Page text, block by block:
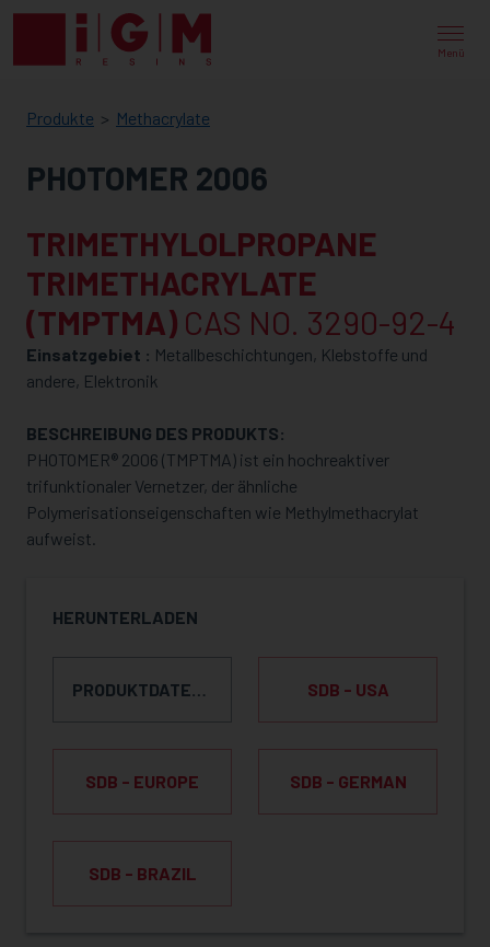
Menü
IGM
RESINS
Produkte Methacrylate
PHOTOMER 2006
TRIMETHYLOLPROPANE
TRIMETHACRYLATE
(TMPTMA) CAS NO. 3290-92-4
Einsatzgebiet : Metallbeschichtungen, Klebstoffe und
andere, Elektronik
BESCHREIBUNG DES PRODUKTS:
PHOTOMER® 2006 (TMPTMA) ist ein hochreaktiver
trifunktionaler Vernetzer, der ähnliche
Polymerisationseigenschaften wie Methylmethacrylat
aufweist.
HERUNTERLADEN
PRODUKTDATENBLATT SDB - USA
SDB - EUROPE SDB - GERMAN
SDB - BRAZIL